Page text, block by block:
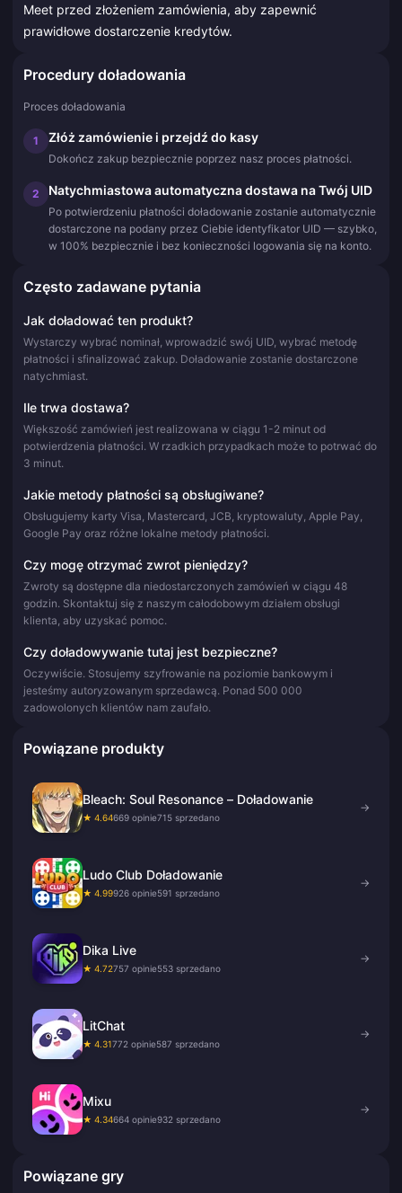
Meet przed złożeniem zamówienia, aby zapewnić
prawidłowe dostarczenie kredytów.
Procedury doładowania
Proces doładowania
1 Złóż zamówienie i przejdź do kasy
Dokończ zakup bezpiecznie poprzez nasz proces płatności.
2 Natychmiastowa automatyczna dostawa na Twój UID
Po potwierdzeniu płatności doładowanie zostanie automatycznie
dostarczone na podany przez Ciebie identyfikator UID — szybko,
w 100% bezpiecznie i bez konieczności logowania się na konto.
Często zadawane pytania
Jak doładować ten produkt?
Wystarczy wybrać nominał, wprowadzić swój UID, wybrać metodę
płatności i sfinalizować zakup. Doładowanie zostanie dostarczone
natychmiast.
Ile trwa dostawa?
Większość zamówień jest realizowana w ciągu 1-2 minut od
potwierdzenia płatności. W rzadkich przypadkach może to potrwać do
3 minut.
Jakie metody płatności są obsługiwane?
Obsługujemy karty Visa, Mastercard, JCB, kryptowaluty, Apple Pay,
Google Pay oraz różne lokalne metody płatności.
Czy mogę otrzymać zwrot pieniędzy?
Zwroty są dostępne dla niedostarczonych zamówień w ciągu 48
godzin. Skontaktuj się z naszym całodobowym działem obsługi
klienta, aby uzyskać pomoc.
Czy doładowywanie tutaj jest bezpieczne?
Oczywiście. Stosujemy szyfrowanie na poziomie bankowym i
jesteśmy autoryzowanym sprzedawcą. Ponad 500 000
zadowolonych klientów nam zaufało.
Powiązane produkty
Bleach: Soul Resonance – Doładowanie
★ 4.64669 opinie715 sprzedano
→
Ludo Club Doładowanie
★ 4.99926 opinie591 sprzedano
→
Dika Live
★ 4.72757 opinie553 sprzedano
→
LitChat
★ 4.31772 opinie587 sprzedano
→
Mixu
★ 4.34664 opinie932 sprzedano
→
Powiązane gry